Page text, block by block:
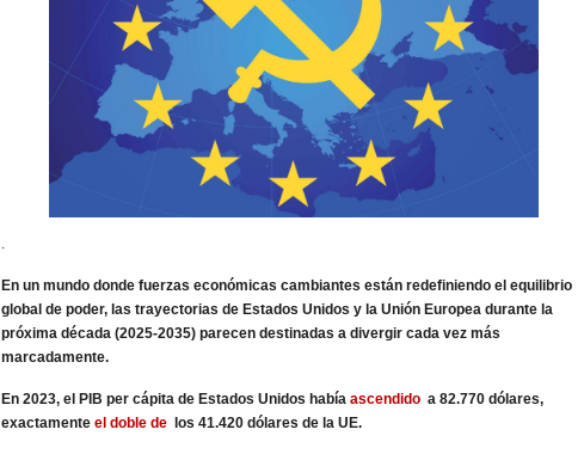
.
En un mundo donde fuerzas económicas cambiantes están redefiniendo el equilibrio
global de poder, las trayectorias de Estados Unidos y la Unión Europea durante la
próxima década (2025-2035) parecen destinadas a divergir cada vez más
marcadamente.
En 2023, el PIB per cápita de Estados Unidos había ascendido a 82.770 dólares,
exactamente el doble de los 41.420 dólares de la UE.